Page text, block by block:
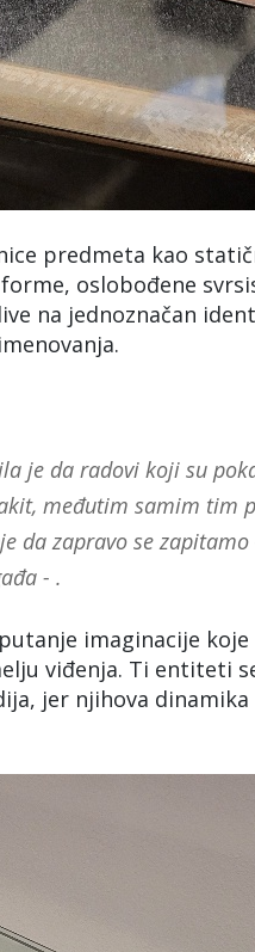
predmeta kao
oslobođene
na jednoznačan
je da radovi koji su
međutim samim tim
da zapravo se
- .
imaginacije
viđenja. Ti entiteti
jer njihova